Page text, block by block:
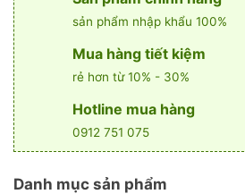
sản phẩm nhập khẩu 100%
Mua hàng tiết kiệm
rẻ hơn từ 10% - 30%
Hotline mua hàng
0912 751 075
Danh mục sản phẩm